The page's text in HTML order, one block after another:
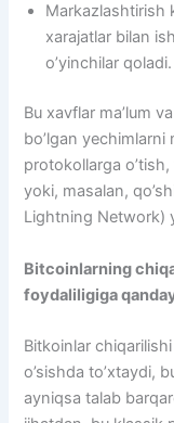
Markazlashtirish
xarajatlar bilan
o’yinchilar qoladi.
Bu xavflar ma’lum
bo’lgan
protokollarga
yoki, masalan,
Lightning Network)
Bitcoinlarning
foydaliligiga
Bitkoinlar
o’sishda to’xtaydi,
ayniqsa talab